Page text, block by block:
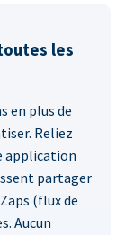
les
en plus de
Reliez
application
partager
(flux de
Aucun